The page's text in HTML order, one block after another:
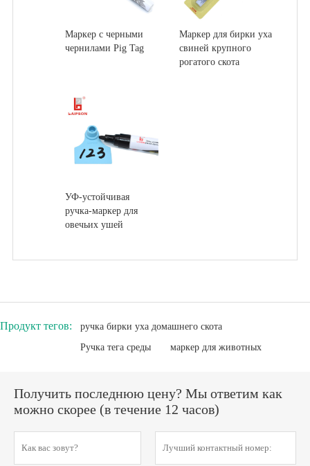
Маркер с черными
чернилами Pig Tag
Маркер для бирки уха
свиней крупного
рогатого скота
УФ-устойчивая
ручка-маркер для
овечьих ушей
Продукт тегов:
ручка бирки уха домашнего скота
Ручка тега среды
маркер для животных
Получить последнюю цену? Мы ответим как
можно скорее (в течение 12 часов)